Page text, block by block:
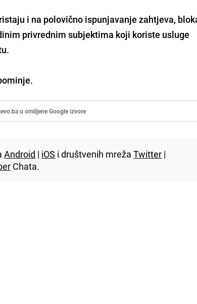
i na polovično ispunjavanje zahtjeva,
privrednim subjektima koji koriste usluge
u omiljene Google izvore
Android | iOS i društvenih mrežaTwitter |
Chata.